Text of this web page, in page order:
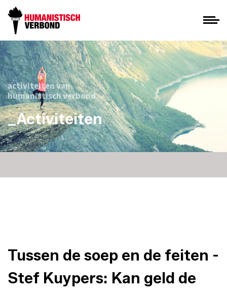
activiteiten van
humanistisch verbond
_Activiteiten
Tussen de soep en de feiten -
Stef Kuypers: Kan geld de